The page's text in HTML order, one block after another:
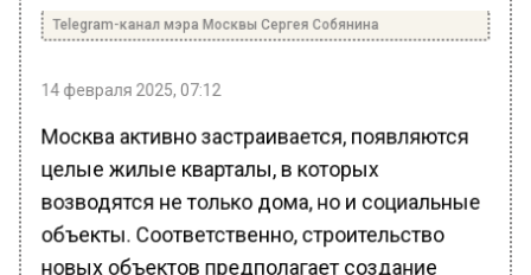
Telegram-канал мэра Москвы Сергея Собянина
14 февраля 2025, 07:12
Москва активно застраивается, появляются
целые жилые кварталы, в которых
возводятся не только дома, но и социальные
объекты. Соответственно, строительство
новых объектов предполагает создание